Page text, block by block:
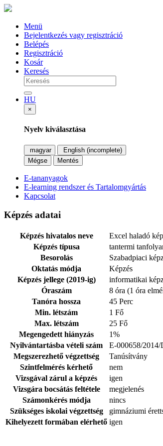
Menü
Bejelentkezés vagy regisztráció
Belépés
Regisztráció
Kosár
Keresés
HU
×
Nyelv kiválasztása
magyar
English (incomplete)
Mégse
Mentés
E-tananyagok
E-learning rendszer és Tartalomgyártás
Kapcsolat
Képzés adatai
Képzés hivatalos neve
Excel haladó
Képzés típusa
tantermi
Besorolás
Szabadpiaci
Oktatás módja
Képzés
Képzés jellege (2019-ig)
informatikai
Óraszám
8 óra (1 óra
Tanóra hossza
45 Perc
Min. létszám
1 Fő
Max. létszám
25 Fő
Megengedett hiányzás
1%
Nyilvántartásba vételi szám
E-000658/2014/
Megszerezhető végzettség
Tanúsítvány
Szintfelmérés kérhető
nem
Vizsgával zárul a képzés
igen
Vizsgára bocsátás feltétele
megjelenés
Számonkérés módja
nincs
Szükséges iskolai végzettség
gimnáziumi
Kihelyezett formában elérhető igen